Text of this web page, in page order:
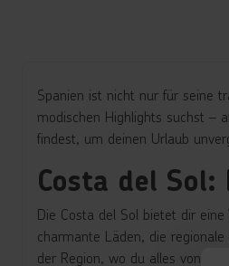
Spanien ist nicht nur für seine
modischen Highlights suchst –
findest, um deinen Urlaub
Costa del
Die Costa del Sol bietet dir
charmante Läden, die
der Region, wo du alles von